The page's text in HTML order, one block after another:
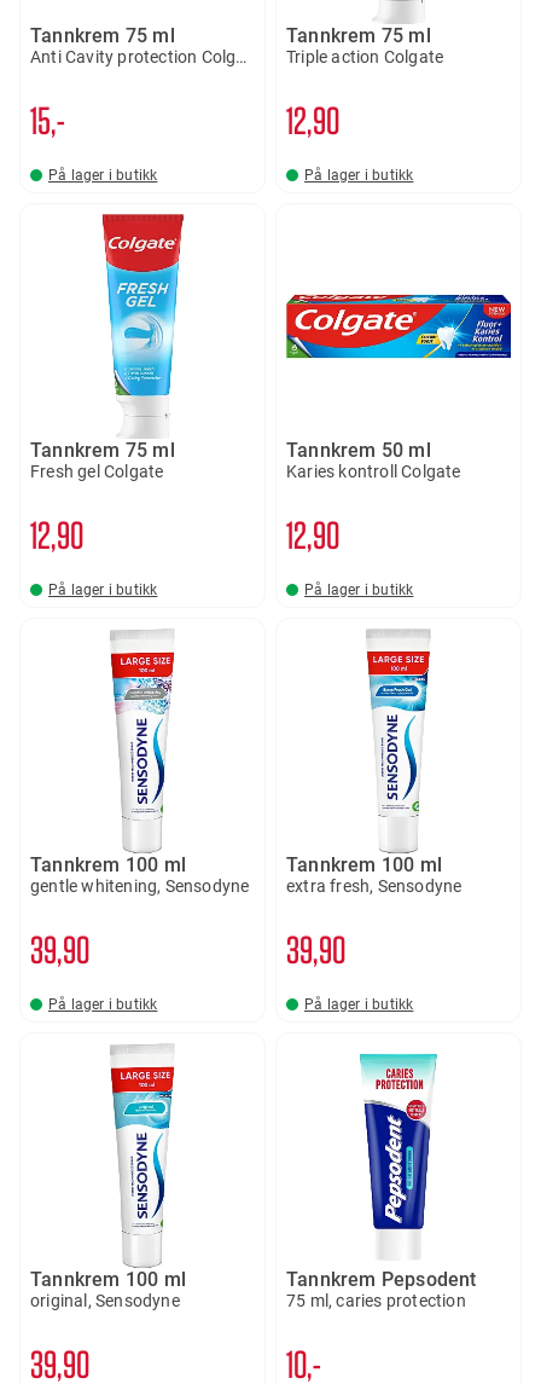
Tannkrem 75 ml
Anti Cavity protection Colgate
15,-
På lager i butikk
Tannkrem 75 ml
Triple action Colgate
12 90
På lager i butikk
Tannkrem 75 ml
Fresh gel Colgate
12 90
På lager i butikk
Tannkrem 50 ml
Karies kontroll Colgate
12 90
På lager i butikk
Tannkrem 100 ml
gentle whitening, Sensodyne
39 90
På lager i butikk
Tannkrem 100 ml
extra fresh, Sensodyne
39 90
På lager i butikk
Tannkrem 100 ml
original, Sensodyne
39 90
Tannkrem Pepsodent
75 ml, caries protection
10,-